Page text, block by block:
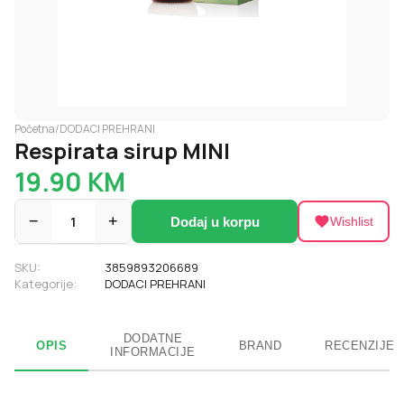
Početna/DODACI PREHRANI
Respirata sirup MINI
19.90 KM
− 1 + Dodaj u korpu Wishlist
SKU:
3859893206689
Kategorije:
DODACI PREHRANI
OPIS
DODATNE
INFORMACIJE
BRAND RECENZIJE